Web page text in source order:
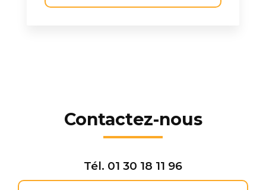
Contactez-nous
Tél. 01 30 18 11 96